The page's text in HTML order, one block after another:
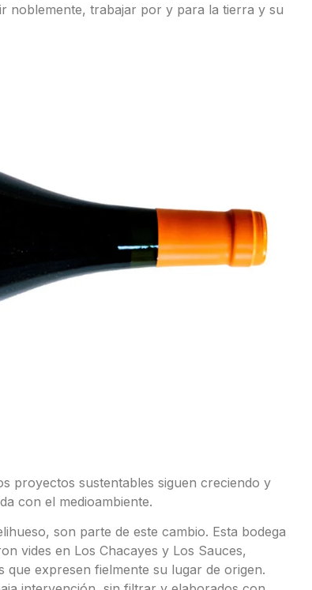
noblemente, trabajar por y para la tierra y su
proyectos sustentables siguen creciendo y
con el medioambiente.
son parte de este cambio. Esta bodega
vides en Los Chacayes y Los Sauces,
expresen fielmente su lugar de origen.